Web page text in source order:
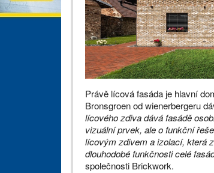
Právě lícová fasáda je hlavní
Bronsgroen od wienerbergeru
lícového zdiva dává fasádě
vizuální prvek, ale o funkční
lícovým zdivem a izolací, která
dlouhodobé funkčnosti celé
společnosti Brickwork.